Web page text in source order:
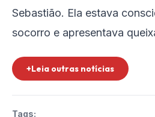
Sebastião. Ela estava
socorro e apresentava
+Leia outras notícias
Tags: